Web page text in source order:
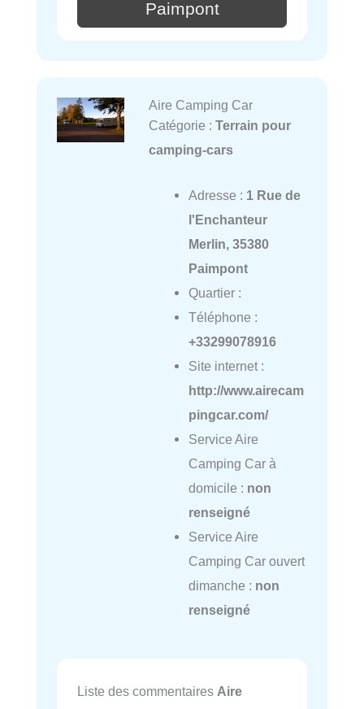
Paimpont
Aire Camping Car
Catégorie : Terrain pour
camping-cars
Adresse : 1 Rue de
l'Enchanteur
Merlin, 35380
Paimpont
Quartier :
Téléphone :
+33299078916
Site internet :
http://www.airecam
pingcar.com/
Service Aire
Camping Car à
domicile : non
renseigné
Service Aire
Camping Car ouvert
dimanche : non
renseigné
Liste des commentaires Aire